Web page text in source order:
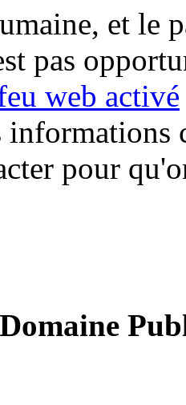
et le
pas
web activé
informations
pour